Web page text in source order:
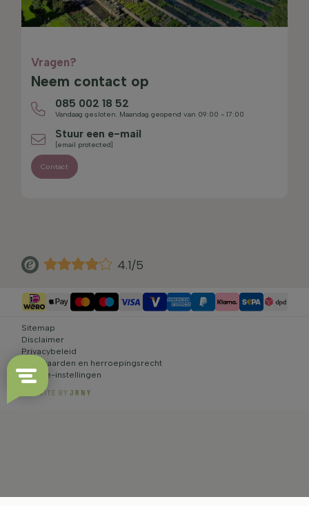
Vragen?
Neem contact op
085 002 18 52
Vandaag gesloten. Maandag geopend van 09:00 - 17:00
Stuur een e-mail
[email protected]
Contact
4.1/5
Sitemap
Disclaimer
Privacybeleid
Voorwaarden en herroepingsrecht
Cookie-instellingen